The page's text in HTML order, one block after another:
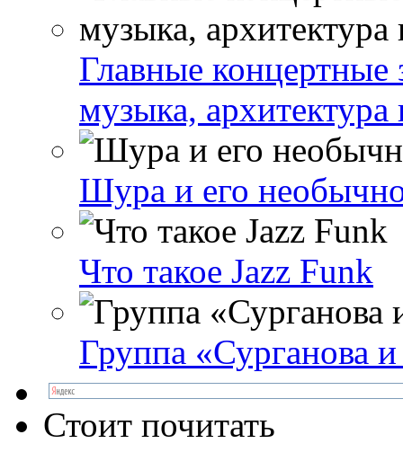
Главные концертные
музыка, архитектура
Шура и его
Что такое Jazz Funk
Группа «Сурганова
Стоит почитать